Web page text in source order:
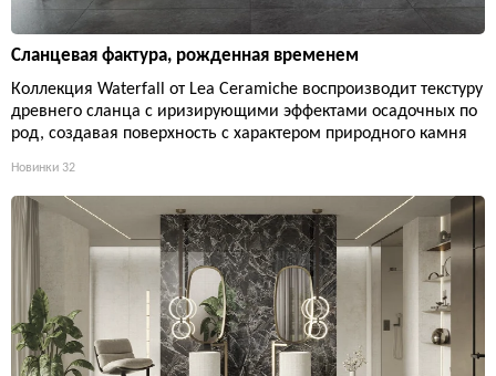
Сланцевая фактура, рожденная временем
Коллекция Waterfall от Lea Ceramiche воспроизводит текстуру
древнего сланца с иризирующими эффектами осадочных по
род, создавая поверхность с характером природного камня
Новинки 32